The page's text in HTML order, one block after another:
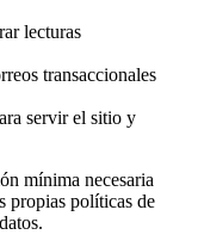
lecturas
transaccionales
servir el sitio y
mínima necesaria
propias políticas de